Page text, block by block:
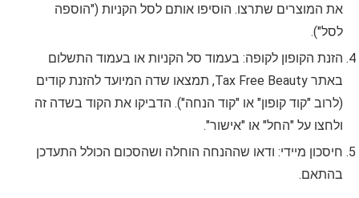
את המוצרים שתרצו. הוסיפו אותם לסל הקניות ("הוספה
לסל").
הזנת הקופון לקופה: בעמוד סל הקניות או בעמוד התשלום
באתר Tax Free Beauty, תמצאו שדה המיועד להזנת קודים
(לרוב "קוד קופון" או "קוד הנחה"). הדביקו את הקוד בשדה זה
ולחצו על "החל" או "אישור".
חיסכון מיידי: ודאו שההנחה הוחלה ושהסכום הכולל התעדכן
בהתאם.